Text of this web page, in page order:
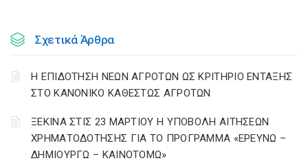
Σχετικά Άρθρα
Η ΕΠΙΔΟΤΗΣΗ ΝΕΩΝ ΑΓΡΟΤΩΝ ΩΣ ΚΡΙΤΗΡΙΟ ΕΝΤΑΞΗΣ
ΣΤΟ ΚΑΝΟΝΙΚΟ ΚΑΘΕΣΤΩΣ ΑΓΡΟΤΩΝ
ΞΕΚΙΝΑ ΣΤΙΣ 23 ΜΑΡΤΙΟΥ Η ΥΠΟΒΟΛΗ ΑΙΤΗΣΕΩΝ
ΧΡΗΜΑΤΟΔΟΤΗΣΗΣ ΓΙΑ ΤΟ ΠΡΟΓΡΑΜΜΑ «ΕΡΕΥΝΩ –
ΔΗΜΙΟΥΡΓΩ – ΚΑΙΝΟΤΟΜΩ»